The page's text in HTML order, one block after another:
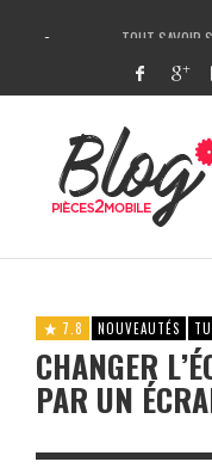
TOUT SAVOIR
COMMENT IDENTIFIER
UN LASER POUR
DÉCOUPEUSE DE FILMS
7.8 NOUVEAUTÉS
CHANGER
PAR UN